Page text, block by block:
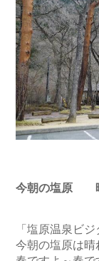
今朝の塩原
「塩原温泉ビ
今朝の塩原は晴